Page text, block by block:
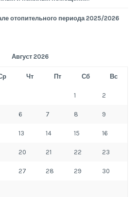
отопительного периода 2025/2026
Август 2026
Чт Пт Сб Вс
1 2
6 7 8 9
13 14 15 16
20 21 22 23
27 28 29 30